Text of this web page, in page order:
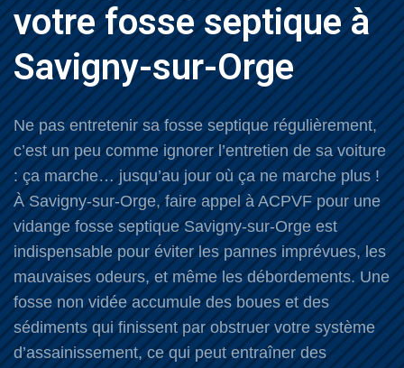
votre fosse septique à
Savigny-sur-Orge
Ne pas entretenir sa fosse septique régulièrement,
c’est un peu comme ignorer l’entretien de sa voiture
: ça marche… jusqu’au jour où ça ne marche plus !
À Savigny-sur-Orge, faire appel à ACPVF pour une
vidange fosse septique Savigny-sur-Orge est
indispensable pour éviter les pannes imprévues, les
mauvaises odeurs, et même les débordements. Une
fosse non vidée accumule des boues et des
sédiments qui finissent par obstruer votre système
d’assainissement, ce qui peut entraîner des